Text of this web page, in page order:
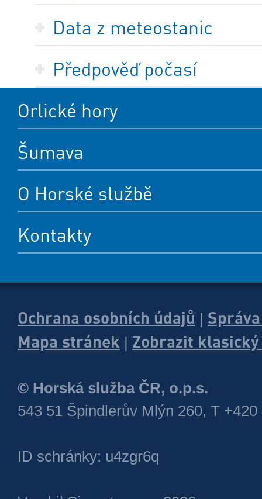
Data z meteostanic
Předpověď počasí
Orlické hory
Šumava
O Horské službě
Kontakty
Ochrana osobních údajů
Mapa stránek
Zobrazit
© Horská služba ČR, o.p.s.
543 51 Špindlerův Mlýn 260, T +420
ID schránky: u4zgr6q